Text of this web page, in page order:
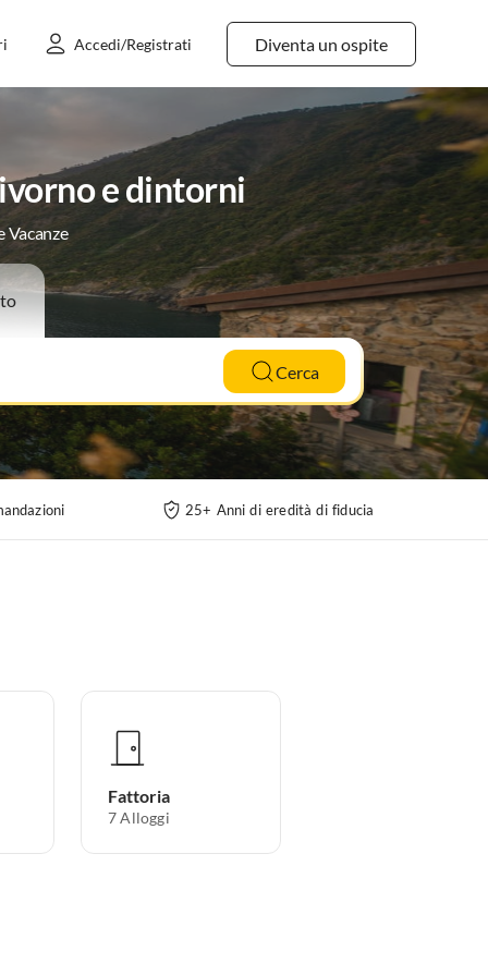
Diventa un ospite
Accedi/Registrati
e dintorni
Vacanze
Cerca
25+ Anni di eredità di fiducia
Fattoria
7 Alloggi